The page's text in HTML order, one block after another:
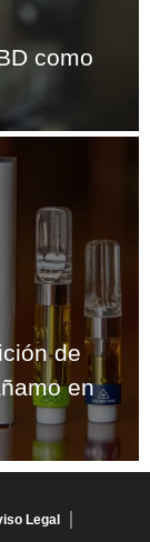
como
de
en
Legal